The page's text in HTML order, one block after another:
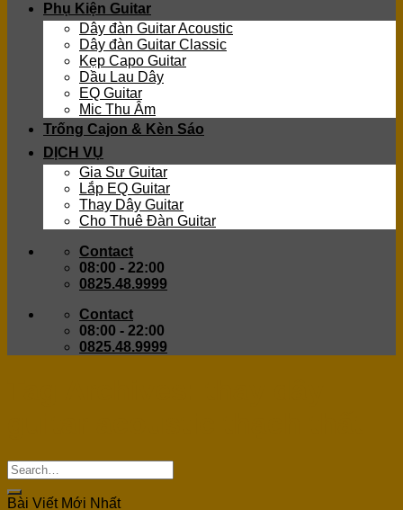
Phụ Kiện Guitar
Dây đàn Guitar Acoustic
Dây đàn Guitar Classic
Kẹp Capo Guitar
Dầu Lau Dây
EQ Guitar
Mic Thu Âm
Trống Cajon & Kèn Sáo
DỊCH VỤ
Gia Sư Guitar
Lắp EQ Guitar
Thay Dây Guitar
Cho Thuê Đàn Guitar
Contact
08:00 - 22:00
0825.48.9999
Contact
08:00 - 22:00
0825.48.9999
Bài Viết Mới Nhất